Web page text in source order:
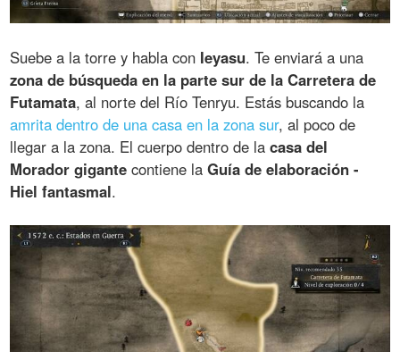
Suebe a la torre y habla con Ieyasu. Te enviará a una
zona de búsqueda en la parte sur de la Carretera de
Futamata, al norte del Río Tenryu. Estás buscando la
amrita dentro de una casa en la zona sur, al poco de
llegar a la zona. El cuerpo dentro de lacasa del
Morador gigante contiene laGuía de elaboración -
Hiel fantasmal.